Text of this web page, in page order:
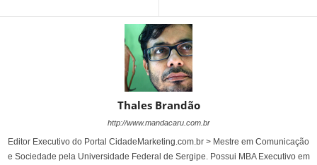
Thales Brandão
http://www.mandacaru.com.br
Editor Executivo do Portal CidadeMarketing.com.br > Mestre em Comunicação
e Sociedade pela Universidade Federal de Sergipe. Possui MBA Executivo em